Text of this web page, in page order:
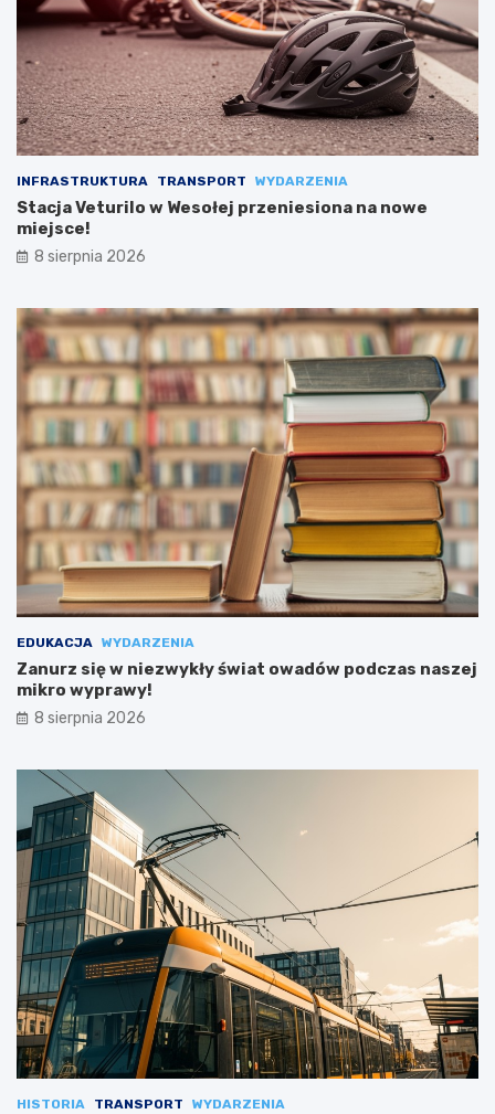
INFRASTRUKTURA TRANSPORT WYDARZENIA
Stacja Veturilo w Wesołej przeniesiona na nowe
miejsce!
8 sierpnia 2026
EDUKACJA WYDARZENIA
Zanurz się w niezwykły świat owadów podczas naszej
mikro wyprawy!
8 sierpnia 2026
HISTORIA TRANSPORT WYDARZENIA